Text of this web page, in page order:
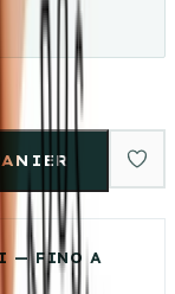
— FINO A